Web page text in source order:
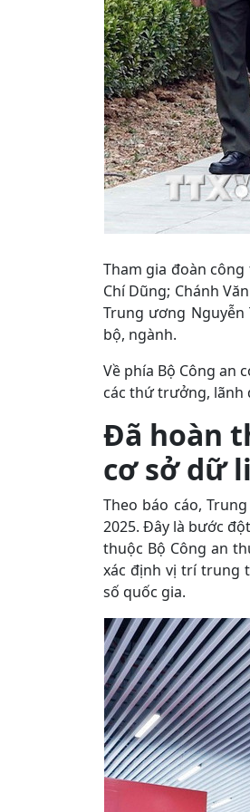
Tham gia đoàn
Chí Dũng; Chánh
Trung ương Nguyễn
bộ, ngành.
Về phía Bộ Công an
các thứ trưởng, lãnh
Đã hoàn
cơ sở dữ
Theo báo cáo,
2025. Đây là bước
thuộc Bộ Công an
xác định vị trí trung
số quốc gia.